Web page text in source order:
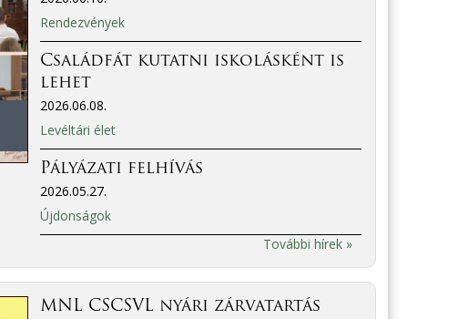
Rendezvények
Családfát kutatni iskolásként is
lehet
2026.06.08.
Levéltári élet
Pályázati felhívás
2026.05.27.
Újdonságok
További hírek »
MNL CSCSVL nyári zárvatartás